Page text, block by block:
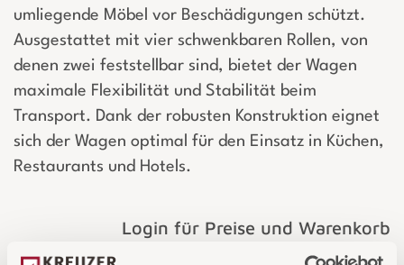
umliegende Möbel vor Beschädigungen schützt.
Ausgestattet mit vier schwenkbaren Rollen, von
denen zwei feststellbar sind, bietet der Wagen
maximale Flexibilität und Stabilität beim
Transport. Dank der robusten Konstruktion eignet
sich der Wagen optimal für den Einsatz in Küchen,
Restaurants und Hotels.
Login für Preise und Warenkorb